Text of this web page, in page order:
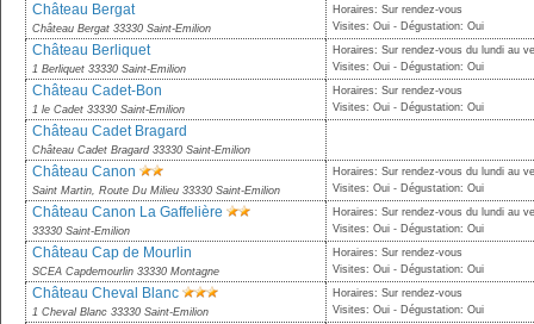
Château Bergat
Château Bergat 33330 Saint-Emilion
Horaires: Sur rendez-vous
Visites: Oui - Dégustation: Oui
Château Berliquet
1 Berliquet 33330 Saint-Emilion
Horaires: Sur rendez-vous du lundi au
Visites: Oui - Dégustation: Oui
Château Cadet-Bon
1 le Cadet 33330 Saint-Emilion
Horaires: Sur rendez-vous
Visites: Oui - Dégustation: Oui
Château Cadet Bragard
Château Cadet Bragard 33330 Saint-Emilion
Château Canon
Saint Martin, Route Du Milieu 33330 Saint-Emilion
Horaires: Sur rendez-vous du lundi au
Visites: Oui - Dégustation: Oui
Château Canon La Gaffelière
33330 Saint-Emilion
Horaires: Sur rendez-vous du lundi au
Visites: Oui - Dégustation: Oui
Château Cap de Mourlin
SCEA Capdemourlin 33330 Montagne
Horaires: Sur rendez-vous
Visites: Oui - Dégustation: Oui
Château Cheval Blanc
1 Cheval Blanc 33330 Saint-Emilion
Horaires: Sur rendez-vous
Visites: Oui - Dégustation: Oui